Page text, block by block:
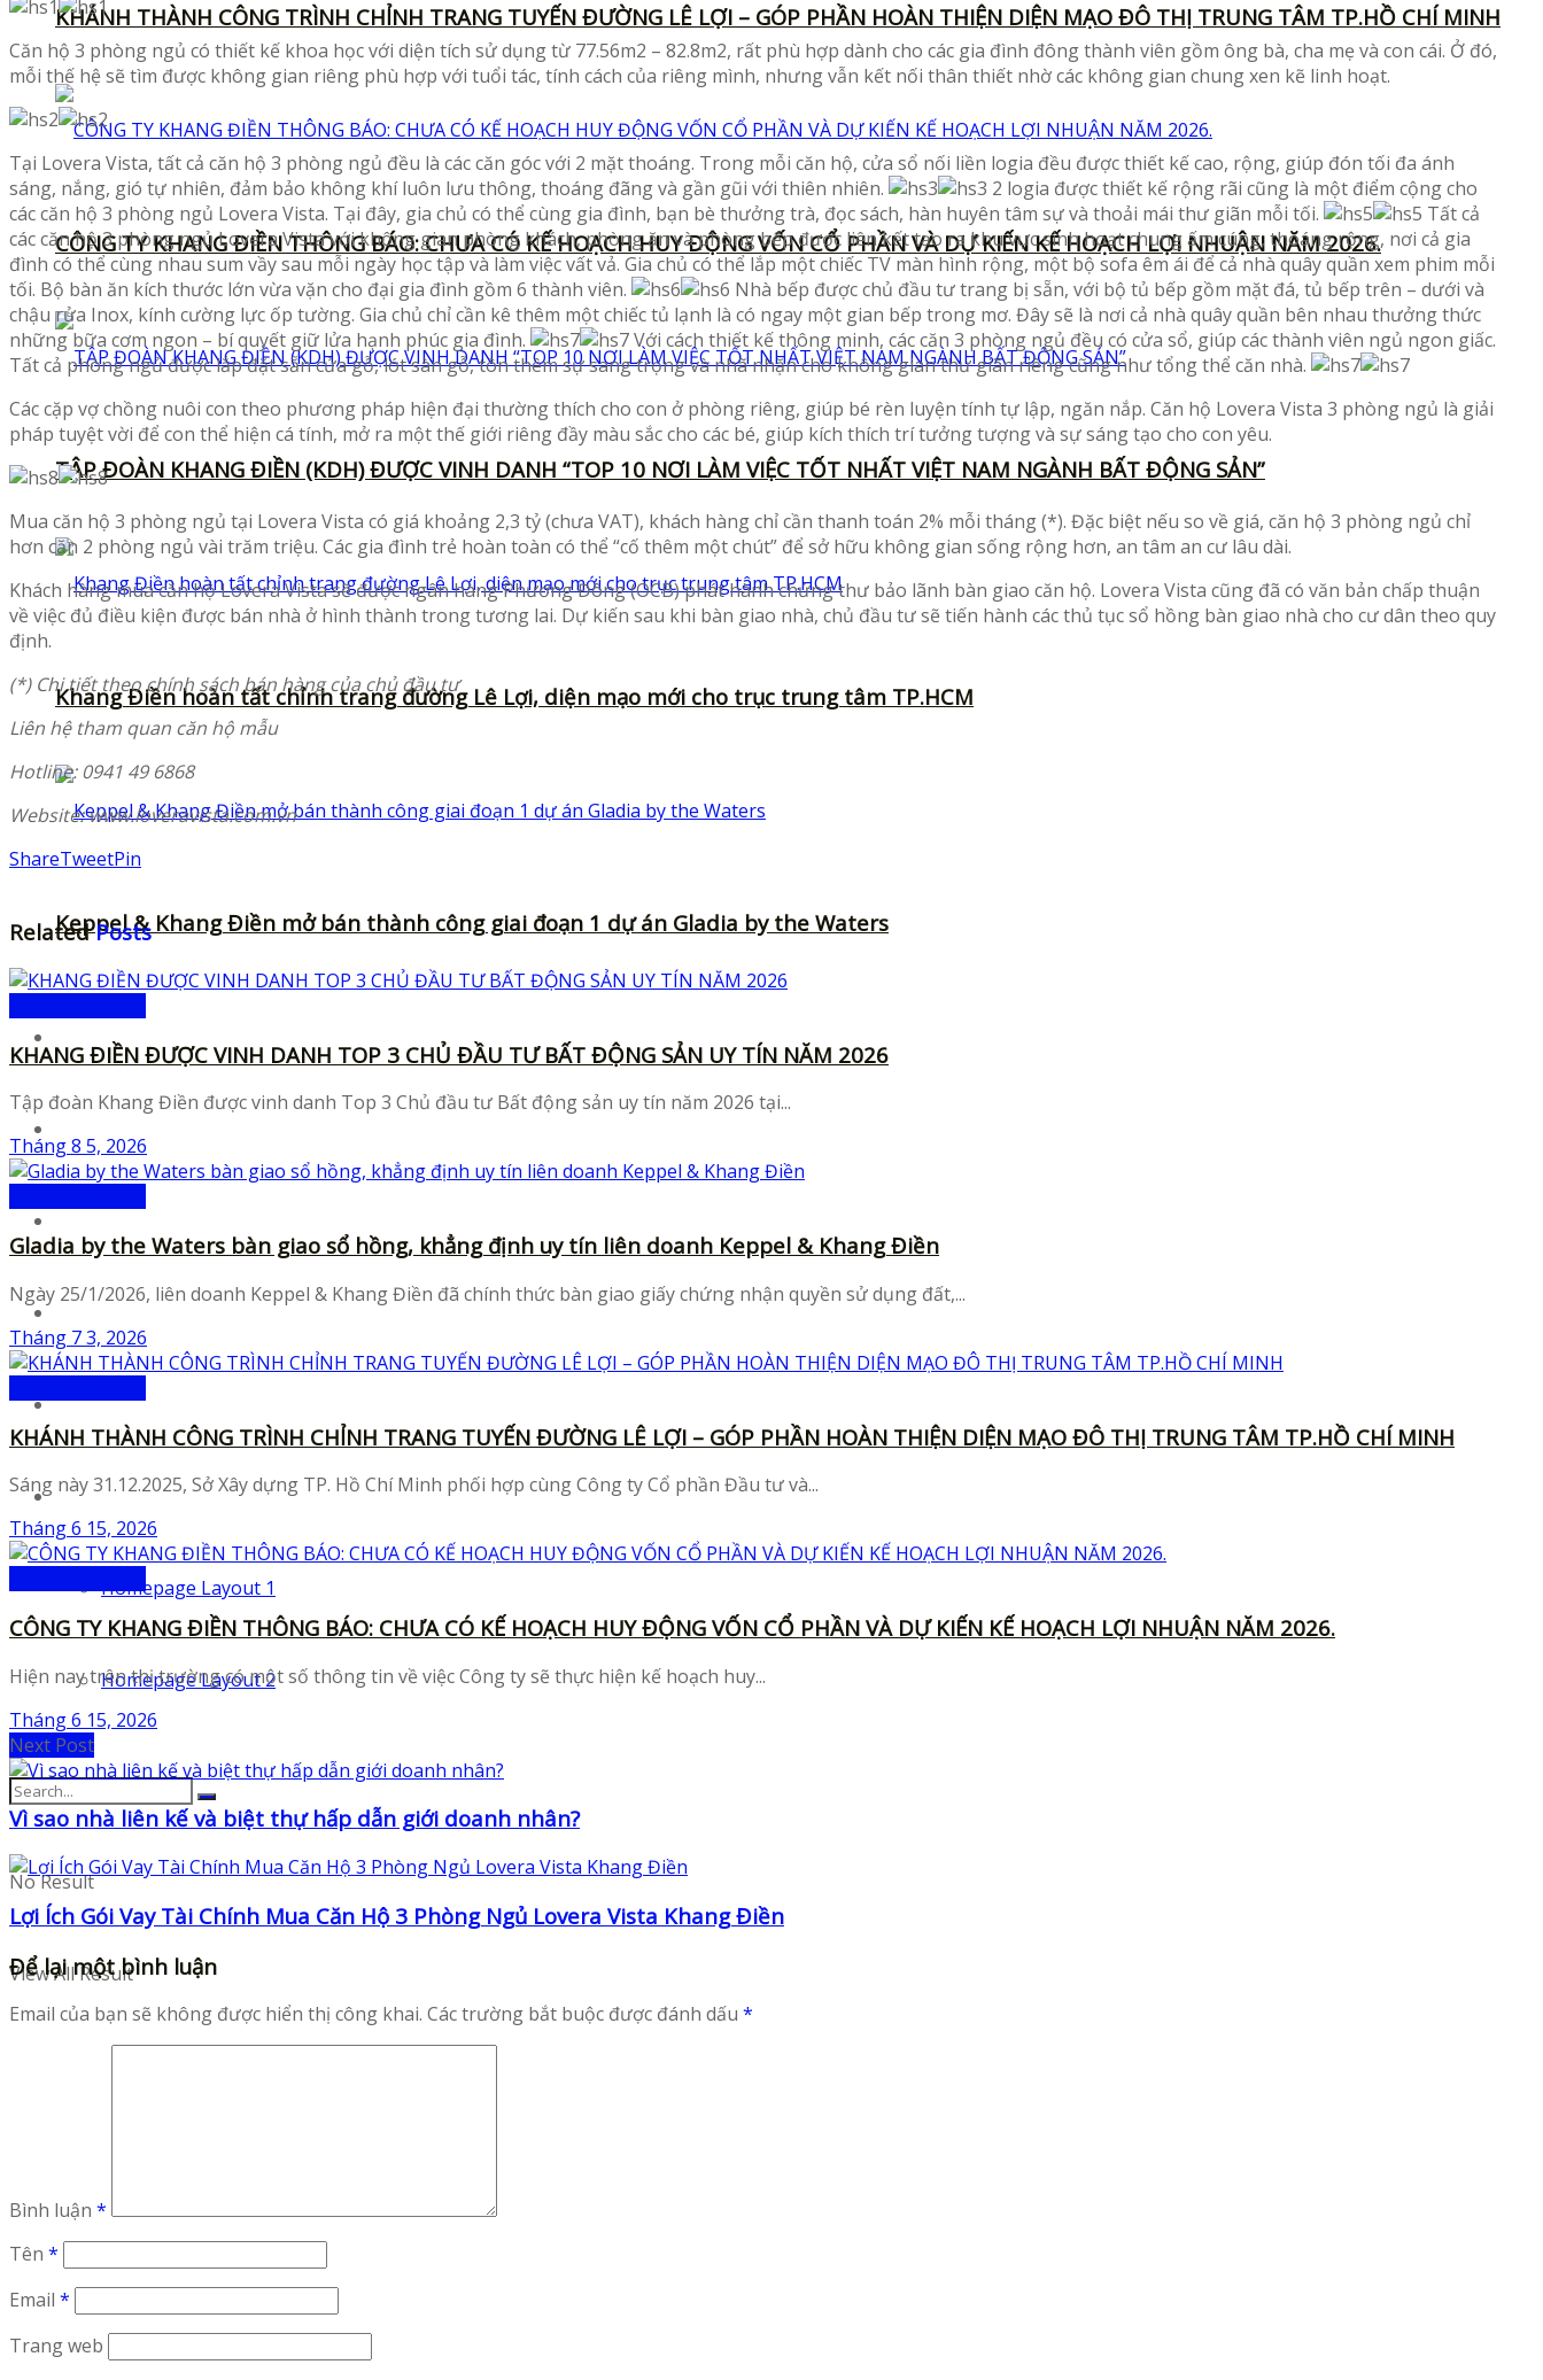
KHÁNH THÀNH CÔNG TRÌNH CHỈNH TRANG TUYẾN ĐƯỜNG LÊ LỢI – GÓP PHẦN HOÀN THIỆN DIỆN MẠO ĐÔ THỊ TRUNG TÂM TP.HỒ CHÍ MINH
CÔNG TY KHANG ĐIỀN THÔNG BÁO: CHƯA CÓ KẾ HOẠCH HUY ĐỘNG VỐN CỔ PHẦN VÀ DỰ KIẾN KẾ HOẠCH LỢI NHUẬN NĂM 2026.
TẬP ĐOÀN KHANG ĐIỀN (KDH) ĐƯỢC VINH DANH “TOP 10 NƠI LÀM VIỆC TỐT NHẤT VIỆT NAM NGÀNH BẤT ĐỘNG SẢN”
Khang Điền hoàn tất chỉnh trang đường Lê Lợi, diện mạo mới cho trục trung tâm TP.HCM
Keppel & Khang Điền mở bán thành công giai đoạn 1 dự án Gladia by the Waters
Templates
Layouts
Homepage Layout 1
Homepage Layout 2
No Result
View All Result
Căn hộ 3 phòng ngủ có thiết kế khoa học với diện tích sử dụng từ 77.56m2 – 82.8m2, rất phù hợp dành cho các gia đình đông thành viên gồm ông bà, cha mẹ và con cái. Ở đó,
mỗi thế hệ sẽ tìm được không gian riêng phù hợp với tuổi tác, tính cách của riêng mình, nhưng vẫn kết nối thân thiết nhờ các không gian chung xen kẽ linh hoạt.
Tại Lovera Vista, tất cả căn hộ 3 phòng ngủ đều là các căn góc với 2 mặt thoáng. Trong mỗi căn hộ, cửa sổ nối liền logia đều được thiết kế cao, rộng, giúp đón tối đa ánh
sáng, nắng, gió tự nhiên, đảm bảo không khí luôn lưu thông, thoáng đãng và gần gũi với thiên nhiên.
2 logia được thiết kế rộng rãi cũng là một điểm cộng cho
các căn hộ 3 phòng ngủ Lovera Vista. Tại đây, gia chủ có thể cùng gia đình, bạn bè thưởng trà, đọc sách, hàn huyên tâm sự và thoải mái thư giãn mỗi tối.
Tất cả
các căn hộ 3 phòng ngủ Lovera Vista với không gian phòng khách, phòng ăn và phòng bếp được liên kết tạo ra khu vực sinh hoạt chung ấm cúng, thoáng rộng, nơi cả gia
đình có thể cùng nhau sum vầy sau mỗi ngày học tập và làm việc vất vả. Gia chủ có thể lắp một chiếc TV màn hình rộng, một bộ sofa êm ái để cả nhà quây quần xem phim mỗi
tối. Bộ bàn ăn kích thước lớn vừa vặn cho đại gia đình gồm 6 thành viên.
Nhà bếp được chủ đầu tư trang bị sẵn, với bộ tủ bếp gồm mặt đá, tủ bếp trên – dưới và
chậu rửa Inox, kính cường lực ốp tường. Gia chủ chỉ cần kê thêm một chiếc tủ lạnh là có ngay một gian bếp trong mơ. Đây sẽ là nơi cả nhà quây quần bên nhau thưởng thức
những bữa cơm ngon – bí quyết giữ lửa hạnh phúc gia đình.
Với cách thiết kế thông minh, các căn 3 phòng ngủ đều có cửa sổ, giúp các thành viên ngủ ngon giấc.
Tất cả phòng ngủ được lắp đặt sẵn cửa gỗ, lót sàn gỗ, tôn thêm sự sang trọng và nhã nhặn cho không gian thư giãn riêng cũng như tổng thể căn nhà.
Các cặp vợ chồng nuôi con theo phương pháp hiện đại thường thích cho con ở phòng riêng, giúp bé rèn luyện tính tự lập, ngăn nắp. Căn hộ Lovera Vista 3 phòng ngủ là giải
pháp tuyệt vời để con thể hiện cá tính, mở ra một thế giới riêng đầy màu sắc cho các bé, giúp kích thích trí tưởng tượng và sự sáng tạo cho con yêu.
Mua căn hộ 3 phòng ngủ tại Lovera Vista có giá khoảng 2,3 tỷ (chưa VAT), khách hàng chỉ cần thanh toán 2% mỗi tháng (*). Đặc biệt nếu so về giá, căn hộ 3 phòng ngủ chỉ
hơn căn 2 phòng ngủ vài trăm triệu. Các gia đình trẻ hoàn toàn có thể “cố thêm một chút” để sở hữu không gian sống rộng hơn, an tâm an cư lâu dài.
Khách hàng mua căn hộ Lovera Vista sẽ được ngân hàng Phương Đông (OCB) phát hành chứng thư bảo lãnh bàn giao căn hộ. Lovera Vista cũng đã có văn bản chấp thuận
về việc đủ điều kiện được bán nhà ở hình thành trong tương lai. Dự kiến sau khi bàn giao nhà, chủ đầu tư sẽ tiến hành các thủ tục sổ hồng bàn giao nhà cho cư dân theo quy
định.
(*) Chi tiết theo chính sách bán hàng của chủ đầu tư
Liên hệ tham quan căn hộ mẫu
Hotline: 0941 49 6868
Website: www.loveravista.com.vn
ShareTweetPin
RelatedPosts
KHANG ĐIỀN ĐƯỢC VINH DANH TOP 3 CHỦ ĐẦU TƯ BẤT ĐỘNG SẢN UY TÍN NĂM 2026
Tập đoàn Khang Điền được vinh danh Top 3 Chủ đầu tư Bất động sản uy tín năm 2026 tại...
Tháng 8 5, 2026
Gladia by the Waters bàn giao sổ hồng, khẳng định uy tín liên doanh Keppel & Khang Điền
Ngày 25/1/2026, liên doanh Keppel & Khang Điền đã chính thức bàn giao giấy chứng nhận quyền sử dụng đất,...
Tháng 7 3, 2026
KHÁNH THÀNH CÔNG TRÌNH CHỈNH TRANG TUYẾN ĐƯỜNG LÊ LỢI – GÓP PHẦN HOÀN THIỆN DIỆN MẠO ĐÔ THỊ TRUNG TÂM TP.HỒ CHÍ MINH
Sáng này 31.12.2025, Sở Xây dựng TP. Hồ Chí Minh phối hợp cùng Công ty Cổ phần Đầu tư và...
Tháng 6 15, 2026
CÔNG TY KHANG ĐIỀN THÔNG BÁO: CHƯA CÓ KẾ HOẠCH HUY ĐỘNG VỐN CỔ PHẦN VÀ DỰ KIẾN KẾ HOẠCH LỢI NHUẬN NĂM 2026.
Hiện nay trên thị trường có một số thông tin về việc Công ty sẽ thực hiện kế hoạch huy...
Tháng 6 15, 2026
Next Post
Vì sao nhà liên kế và biệt thự hấp dẫn giới doanh nhân?
Lợi Ích Gói Vay Tài Chính Mua Căn Hộ 3 Phòng Ngủ Lovera Vista Khang Điền
Để lại một bình luận
Email của bạn sẽ không được hiển thị công khai. Các trường bắt buộc được đánh dấu *
Bình luận *
Tên *
Email *
Trang web